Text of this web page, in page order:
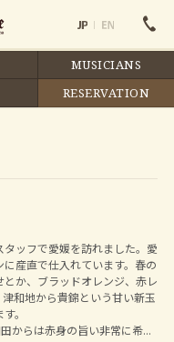
MUSICIANS
RESERVATION
ッフで愛媛を訪れました。愛
産直で仕入れています。春の
か、ブラッドオレンジ、赤レ
和地から貴錦という甘い新玉
。
からは赤身の旨い非常に希...